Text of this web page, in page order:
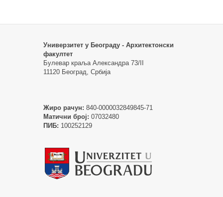
Универзитет у Београду - Архитектонски
факултет
Булевар краља Александра 73/II
11120 Београд, Србија
Жиро рачун: 840-0000032849845-71
Матични број: 07032480
ПИБ: 100252129